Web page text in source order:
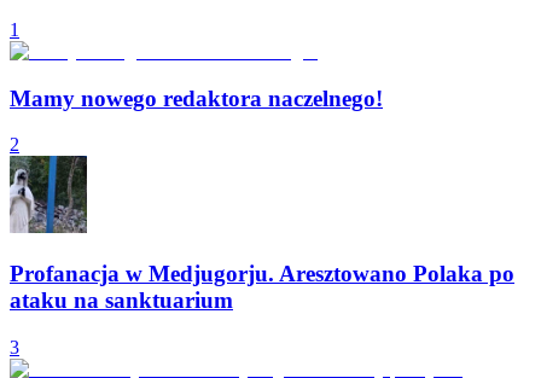
1
Mamy nowego redaktora naczelnego!
2
Profanacja w Medjugorju. Aresztowano Polaka po
ataku na sanktuarium
3